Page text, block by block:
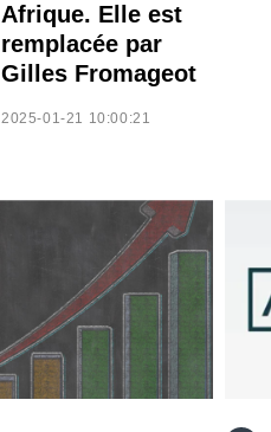
Afrique. Elle est
remplacée par
Gilles Fromageot
2025-01-21 10:00:21